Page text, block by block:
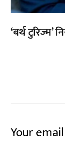
‘बर्थ टुरिज्म’
Your